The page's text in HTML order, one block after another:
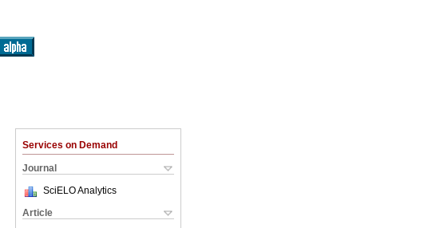
Services on Demand
Journal
SciELO Analytics
Article